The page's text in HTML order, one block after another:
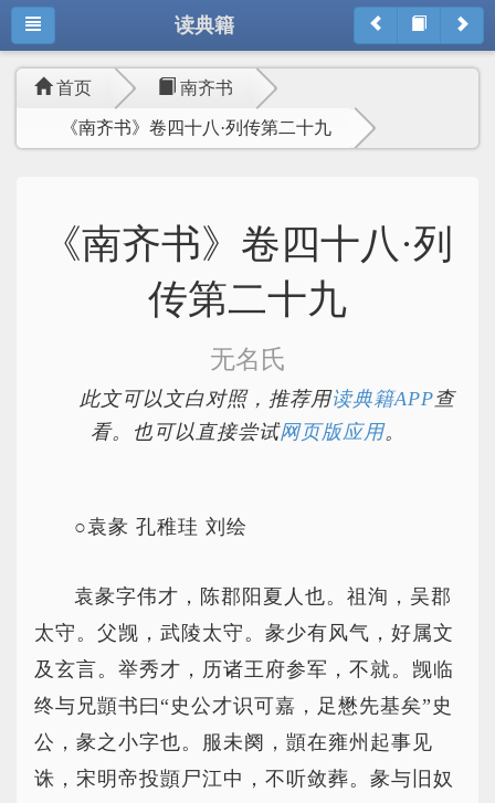
读典籍
首页 南齐书
《南齐书》卷四十八·列传第二十九
《南齐书》卷四十八·列
传第二十九
无名氏
此文可以文白对照，推荐用读典籍APP查
看。也可以直接尝试网页版应用。
○袁彖 孔稚珪 刘绘
袁彖字伟才，陈郡阳夏人也。祖洵，吴郡
太守。父觊，武陵太守。彖少有风气，好属文
及玄言。举秀才，历诸王府参军，不就。觊临
终与兄顗书曰“史公才识可嘉，足懋先基矣”史
公，彖之小字也。服未阕，顗在雍州起事见
诛，宋明帝投顗尸江中，不听敛葬。彖与旧奴